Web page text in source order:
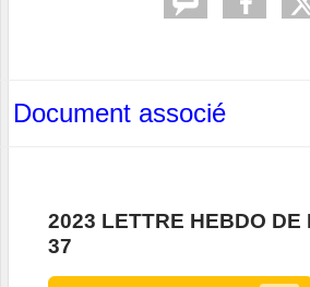
Document associé
2023 LETTRE HEBDO DE
37